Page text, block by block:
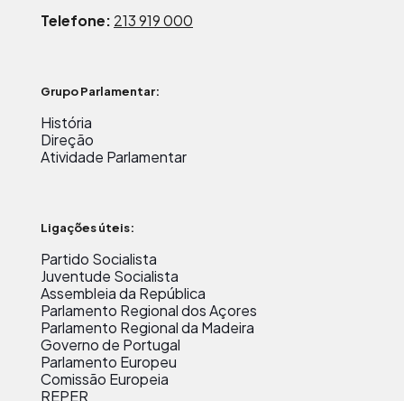
Telefone: 213 919 000
Grupo Parlamentar:
História
Direção
Atividade Parlamentar
Ligações úteis:
Partido Socialista
Juventude Socialista
Assembleia da República
Parlamento Regional dos Açores
Parlamento Regional da Madeira
Governo de Portugal
Parlamento Europeu
Comissão Europeia
REPER